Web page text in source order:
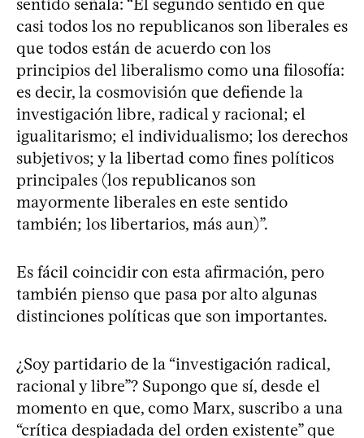
sentido señala: “El segundo sentido en que
casi todos los no republicanos son liberales es
que todos están de acuerdo con los
principios del liberalismo como una filosofía:
es decir, la cosmovisión que defiende la
investigación libre, radical y racional; el
igualitarismo; el individualismo; los derechos
subjetivos; y la libertad como fines políticos
principales (los republicanos son
mayormente liberales en este sentido
también; los libertarios, más aun)”.
Es fácil coincidir con esta afirmación, pero
también pienso que pasa por alto algunas
distinciones políticas que son importantes.
¿Soy partidario de la “investigación radical,
racional y libre”? Supongo que sí, desde el
momento en que, como Marx, suscribo a una
“crítica despiadada del orden existente” que